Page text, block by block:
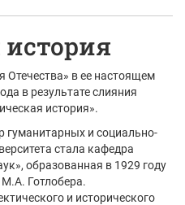
Отечества» в ее настоящем
в результате слияния
история».
гуманитарных и социально-
стала кафедра
образованная в 1929 году
Готлобера.
и исторического